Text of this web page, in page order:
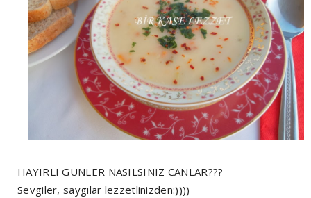
HAYIRLI GÜNLER NASILSINIZ CANLAR???
Sevgiler, saygılar lezzetlinizden:))))